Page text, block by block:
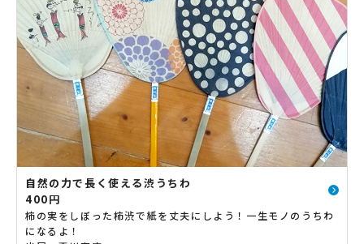
自然の力で⾧く使える渋うちわ
400円
柿の実をしぼった柿渋で紙を丈夫にしよう！一生モノのうちわ
になるよ！